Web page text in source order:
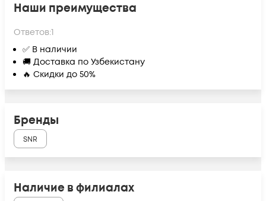
Наши преимущества
Ответов:1
✅ В наличии
🚚 Доставка по Узбекистану
🔥 Скидки до 50%
Бренды
SNR
Наличие в филиалах